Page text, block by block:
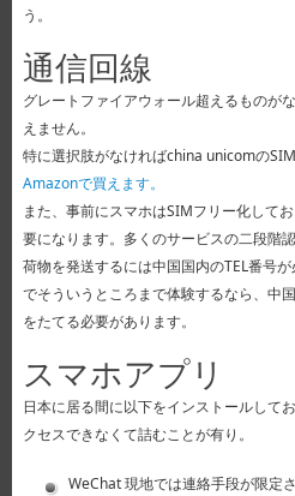
う。
通信回線
グレートファイアウォール超えるもの
えません。
特に選択肢がなければchina unicomの
Amazonで買えます。
また、事前にスマホはSIMフリー化して
要になります。多くのサービスの二段階
荷物を発送するには中国国内のTEL番号
でそういうところまで体験するなら、中
をたてる必要があります。
スマホアプリ
日本に居る間に以下をインストールして
クセスできなくて詰むことが有り。
WeChat 現地では連絡手段が限定